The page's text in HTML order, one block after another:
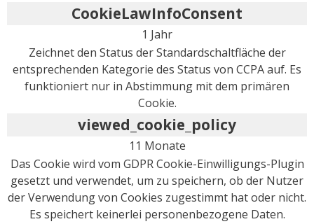
CookieLawInfoConsent
1 Jahr
Zeichnet den Status der Standardschaltfläche der
entsprechenden Kategorie des Status von CCPA auf. Es
funktioniert nur in Abstimmung mit dem primären
Cookie.
viewed_cookie_policy
11 Monate
Das Cookie wird vom GDPR Cookie-Einwilligungs-Plugin
gesetzt und verwendet, um zu speichern, ob der Nutzer
der Verwendung von Cookies zugestimmt hat oder nicht.
Es speichert keinerlei personenbezogene Daten.